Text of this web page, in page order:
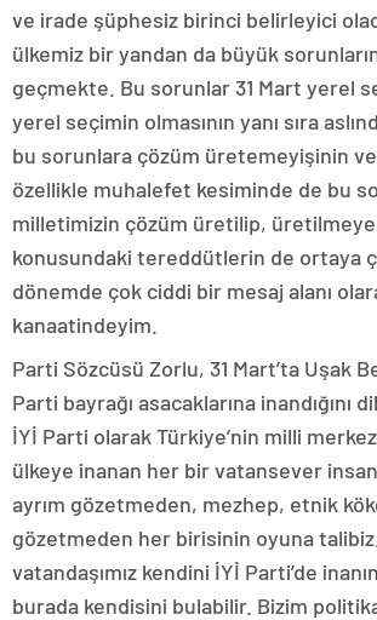
ve irade şüphesiz birinci belirleyici
ülkemiz bir yandan da büyük
geçmekte. Bu sorunlar 31 Mart yerel
yerel seçimin olmasının yanı sıra
bu sorunlara çözüm üretemeyişinin
özellikle muhalefet kesiminde de bu
milletimizin çözüm üretilip,
konusundaki tereddütlerin de ortaya
dönemde çok ciddi bir mesaj alanı
kanaatindeyim.
Parti Sözcüsü Zorlu, 31 Mart’ta Uşak
Parti bayrağı asacaklarına inandığını
İYİ Parti olarak Türkiye’nin milli
ülkeye inanan her bir vatansever
ayrım gözetmeden, mezhep, etnik
gözetmeden her birisinin oyuna
vatandaşımız kendini İYİ Parti’de
burada kendisini bulabilir. Bizim